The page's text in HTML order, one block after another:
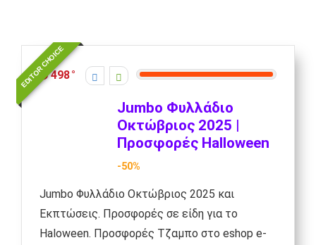
EDITOR CHOICE
498
Jumbo Φυλλάδιο
Οκτώβριος 2025 |
Προσφορές Halloween
-50%
Jumbo Φυλλάδιο Οκτώβριος 2025 και
Εκπτώσεις. Προσφορές σε είδη για το
Haloween. Προσφορές Τζαμπο στο eshop e-